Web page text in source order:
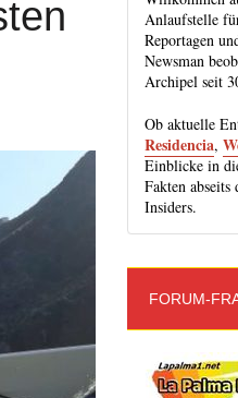
Anlaufstelle
Reportagen
Newsman
Archipel seit
Ob aktuelle
Residencia,
Einblicke in
Fakten
Insiders.
FORUM-